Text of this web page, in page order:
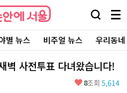
검
창
열
기
메
뉴
전
체
보
별 뉴스 비주얼 뉴스 우리동
벽 사전투표 다녀왔습니다!
좋
8조회 5,614